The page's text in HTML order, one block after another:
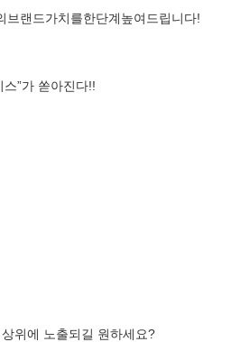
브랜드가치를한단계높여드립니다!
”가 쏟아진다!!
위에 노출되길 원하세요?